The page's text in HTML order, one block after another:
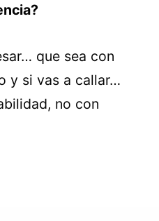
que sea con
y si vas a callar…
no con